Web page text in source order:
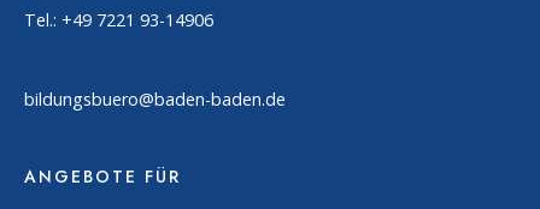
Tel.: +49 7221 93-14906
bildungsbuero@baden-baden.de
ANGEBOTE FÜR